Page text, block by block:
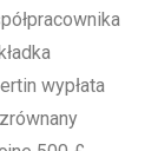
wypłata